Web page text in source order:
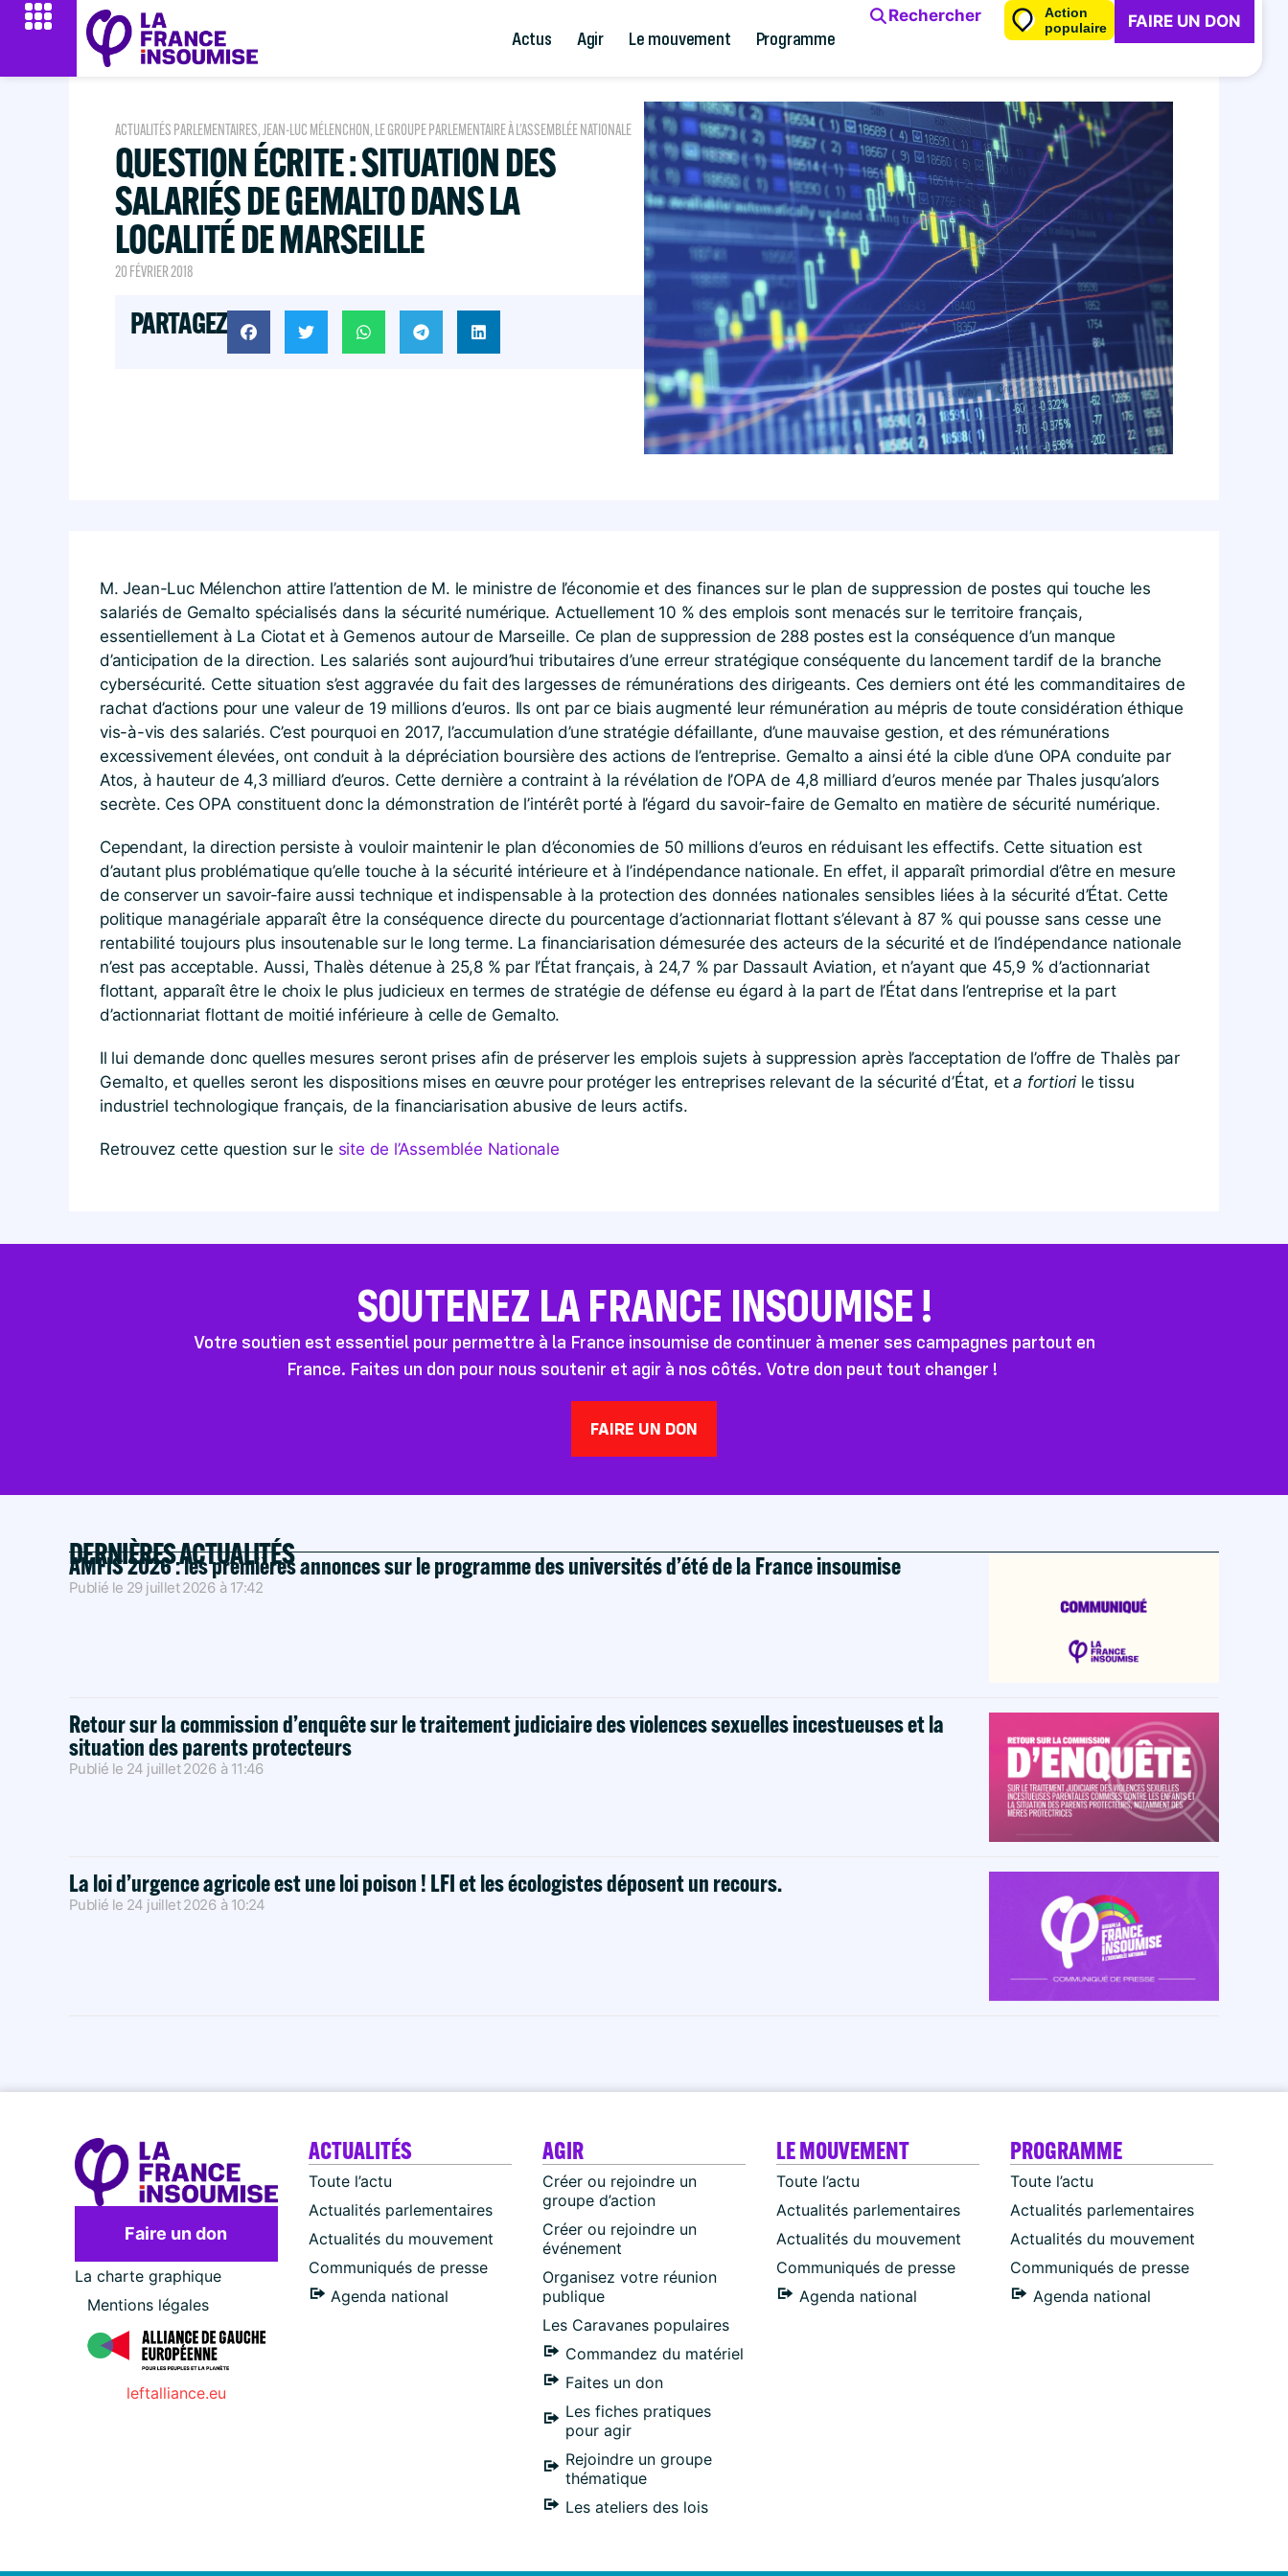
Actus Agir Le mouvement Programme
Rechercher
Action
populaire
FAIRE UN DON
ACTUALITÉS PARLEMENTAIRES,JEAN-LUC MÉLENCHON, LE GROUPE PARLEMENTAIRE À L'ASSEMBLÉE NATIONALE
QUESTION ÉCRITE : SITUATION DES
SALARIÉS DE GEMALTO DANS LA
LOCALITÉ DE MARSEILLE
20 FÉVRIER 2018
PARTAGEZ
M. Jean-Luc Mélenchon attire l’attention de M. le ministre de l’économie et des finances sur le plan de suppression de postes qui touche les
salariés de Gemalto spécialisés dans la sécurité numérique. Actuellement 10 % des emplois sont menacés sur le territoire français,
essentiellement à La Ciotat et à Gemenos autour de Marseille. Ce plan de suppression de 288 postes est la conséquence d’un manque
d’anticipation de la direction. Les salariés sont aujourd’hui tributaires d’une erreur stratégique conséquente du lancement tardif de la branche
cybersécurité. Cette situation s’est aggravée du fait des largesses de rémunérations des dirigeants. Ces derniers ont été les commanditaires de
rachat d’actions pour une valeur de 19 millions d’euros. Ils ont par ce biais augmenté leur rémunération au mépris de toute considération éthique
vis-à-vis des salariés. C’est pourquoi en 2017, l’accumulation d’une stratégie défaillante, d’une mauvaise gestion, et des rémunérations
excessivement élevées, ont conduit à la dépréciation boursière des actions de l’entreprise. Gemalto a ainsi été la cible d’une OPA conduite par
Atos, à hauteur de 4,3 milliard d’euros. Cette dernière a contraint à la révélation de l’OPA de 4,8 milliard d’euros menée par Thales jusqu’alors
secrète. Ces OPA constituent donc la démonstration de l’intérêt porté à l’égard du savoir-faire de Gemalto en matière de sécurité numérique.
Cependant, la direction persiste à vouloir maintenir le plan d’économies de 50 millions d’euros en réduisant les effectifs. Cette situation est
d’autant plus problématique qu’elle touche à la sécurité intérieure et à l’indépendance nationale. En effet, il apparaît primordial d’être en mesure
de conserver un savoir-faire aussi technique et indispensable à la protection des données nationales sensibles liées à la sécurité d’État. Cette
politique managériale apparaît être la conséquence directe du pourcentage d’actionnariat flottant s’élevant à 87 % qui pousse sans cesse une
rentabilité toujours plus insoutenable sur le long terme. La financiarisation démesurée des acteurs de la sécurité et de l’indépendance nationale
n’est pas acceptable. Aussi, Thalès détenue à 25,8 % par l’État français, à 24,7 % par Dassault Aviation, et n’ayant que 45,9 % d’actionnariat
flottant, apparaît être le choix le plus judicieux en termes de stratégie de défense eu égard à la part de l’État dans l’entreprise et la part
d’actionnariat flottant de moitié inférieure à celle de Gemalto.
Il lui demande donc quelles mesures seront prises afin de préserver les emplois sujets à suppression après l’acceptation de l’offre de Thalès par
Gemalto, et quelles seront les dispositions mises en œuvre pour protéger les entreprises relevant de la sécurité d’État, eta fortiorile tissu
industriel technologique français, de la financiarisation abusive de leurs actifs.
Retrouvez cette question sur le site de l’Assemblée Nationale
SOUTENEZ LA FRANCE INSOUMISE !
Votre soutien est essentiel pour permettre à la France insoumise de continuer à mener ses campagnes partout en
France. Faites un don pour nous soutenir et agir à nos côtés. Votre don peut tout changer !
FAIRE UN DON
DERNIÈRES ACTUALITÉS
AMFIS 2026 : les premières annonces sur le programme des universités d’été de la France insoumise
Publié le 29 juillet 2026 à 17:42
Retour sur la commission d’enquête sur le traitement judiciaire des violences sexuelles incestueuses et la
situation des parents protecteurs
Publié le 24 juillet 2026 à 11:46
La loi d’urgence agricole est une loi poison ! LFI et les écologistes déposent un recours.
Publié le 24 juillet 2026 à 10:24
Faire un don
La charte graphique
Mentions légales
leftalliance.eu
ACTUALITÉS
Toute l’actu
Actualités parlementaires
Actualités du mouvement
Communiqués de presse
Agenda national
AGIR
Créer ou rejoindre un
groupe d’action
Créer ou rejoindre un
événement
Organisez votre réunion
publique
Les Caravanes populaires
Commandez du matériel
Faites un don
Les fiches pratiques
pour agir
Rejoindre un groupe
thématique
Les ateliers des lois
LE MOUVEMENT
Toute l’actu
Actualités parlementaires
Actualités du mouvement
Communiqués de presse
Agenda national
PROGRAMME
Toute l’actu
Actualités parlementaires
Actualités du mouvement
Communiqués de presse
Agenda national